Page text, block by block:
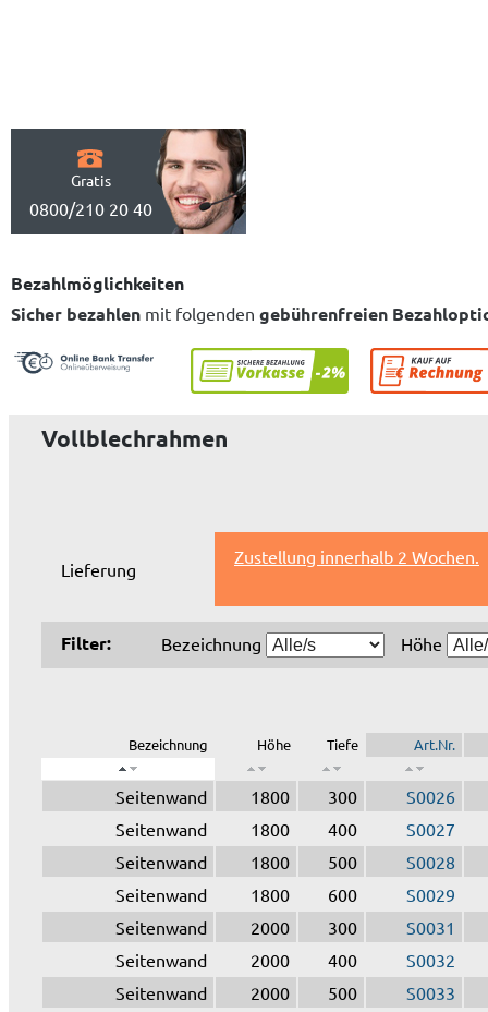
Gratis
0800/210 20 40
Bezahlmöglichkeiten
Sicher bezahlen mit folgenden gebührenfreien
Vollblechrahmen
Lieferung
Zustellung innerhalb 2 Wochen.
Filter: Bezeichnung Höhe
Bezeichnung Höhe Tiefe Art.Nr.
Seitenwand 1800 300
S0026
Seitenwand
1800 400
S0027
Seitenwand
1800 500
S0028
Seitenwand
1800 600
S0029
Seitenwand
2000 300
S0031
Seitenwand
2000 400
S0032
Seitenwand
2000 500
S0033